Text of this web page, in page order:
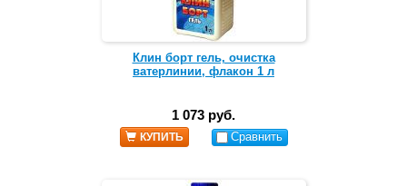
Клин борт гель, очистка
ватерлинии, флакон 1 л
1 073 руб.
КУПИТЬ Сравнить